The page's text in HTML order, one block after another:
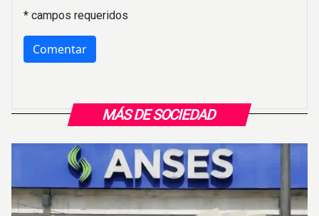
MÁS DE SOCIEDAD
* campos requeridos